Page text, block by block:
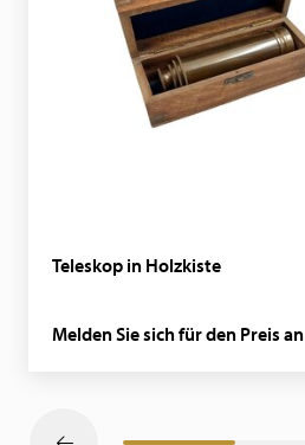
Teleskop in Holzkiste
Melden Sie sich für den Preis an